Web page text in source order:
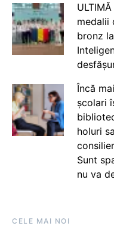
medalii
bronz
Încă
școlari
holuri
Sunt
nu va
CELE MAI NOI